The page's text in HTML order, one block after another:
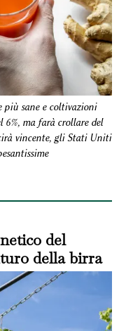
più sane e coltivazioni
ma farà crollare del
vincente, gli Stati Uniti
del
della birra